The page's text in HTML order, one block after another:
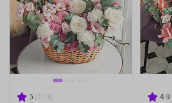
5 (119) 4.9